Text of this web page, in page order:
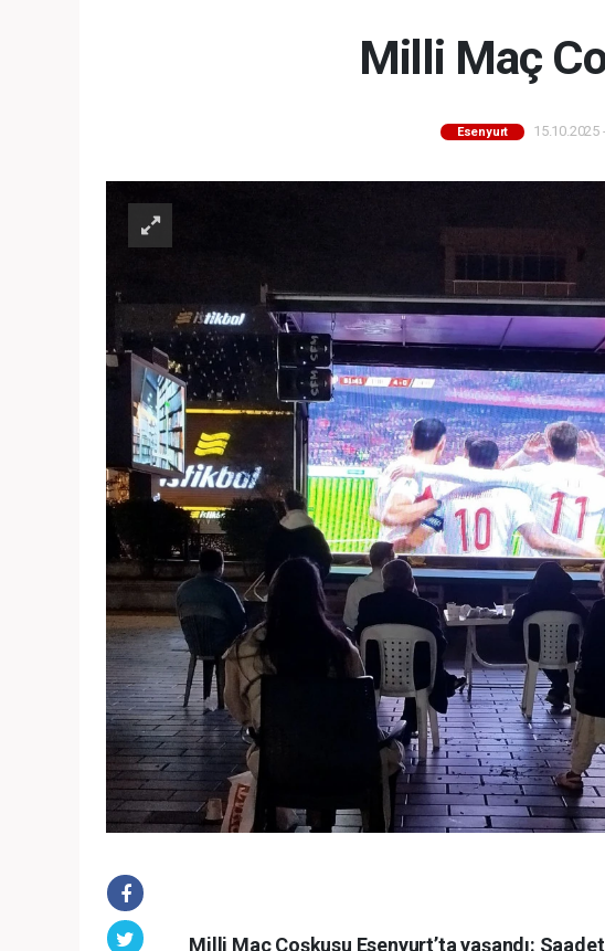
Milli Maç
Esenyurt 15.10.2025
Milli Maç Coşkusu Esenyurt’ta yaşandı: